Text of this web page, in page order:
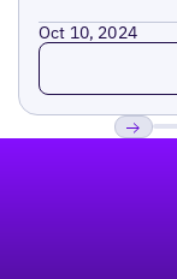
Oct 10, 2024
Read more